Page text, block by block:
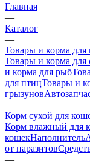
Главная
—
Каталог
—
Товары и корма для
Товары и корма для
и корма для рыб
для птицТовары и
грызунов
—
Корм сухой для
Корм влажный для
кошекНаполнитель
от паразитов
—